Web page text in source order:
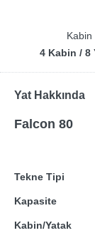
Kabin
4 Kabin / 8
Yat Hakkında
Falcon 80
Tekne
Kabin/